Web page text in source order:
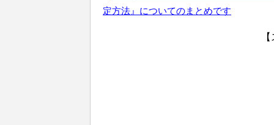
定方法』についてのまとめです